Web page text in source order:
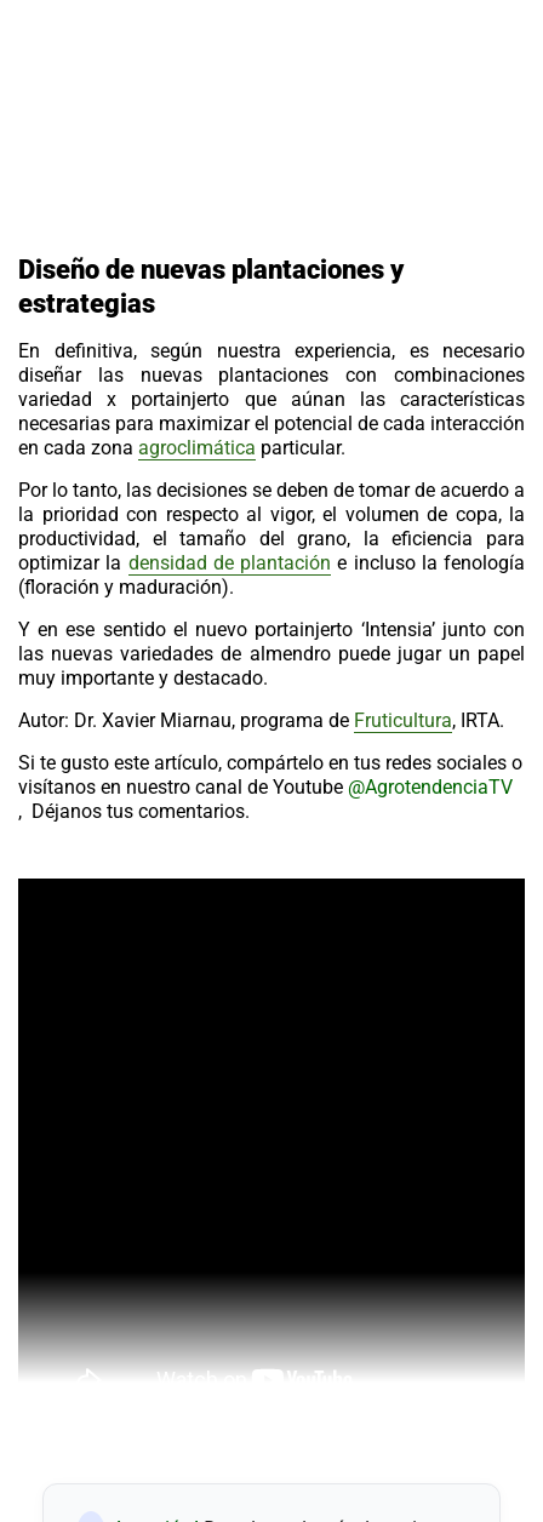
Diseño de nuevas plantaciones y
estrategias
En definitiva, según nuestra experiencia, es necesario
diseñar las nuevas plantaciones con combinaciones
variedad x portainjerto que aúnan las características
necesarias para maximizar el potencial de cada interacción
en cada zona agroclimática particular.
Por lo tanto, las decisiones se deben de tomar de acuerdo a
la prioridad con respecto al vigor, el volumen de copa, la
productividad, el tamaño del grano, la eficiencia para
optimizar la densidad de plantación e incluso la fenología
(floración y maduración).
Y en ese sentido el nuevo portainjerto ‘Intensia’ junto con
las nuevasvariedades de almendropuede jugar un papel
muy importante y destacado.
Autor: Dr. Xavier Miarnau, programa de Fruticultura, IRTA.
Si te gusto este artículo, compártelo en tus redes sociales o
visítanos en nuestro canal de Youtube @AgrotendenciaTV
, Déjanos tus comentarios.